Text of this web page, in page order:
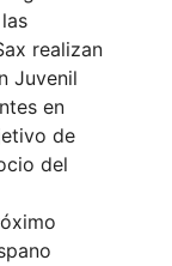
realizan
Juvenil
en
de
del